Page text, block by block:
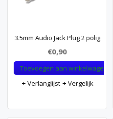
3.5mm Audio Jack Plug 2 polig
€0,90
Toevoegen aan winkelwagen
Verlanglijst
Vergelijk